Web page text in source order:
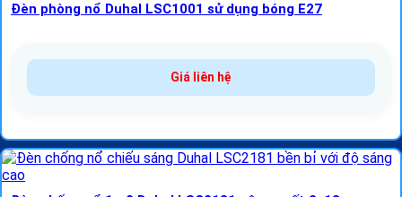
Đèn phòng nổ Duhal LSC1001 sử dụng bóng E27
Giá liên hệ